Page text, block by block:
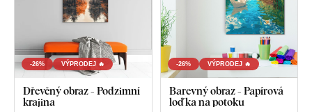
-26% VÝPRODEJ 🔥
Dřevěný obraz - Podzimní
krajina
-26% VÝPRODEJ 🔥
Barevný obraz - Papírová
loďka na potoku